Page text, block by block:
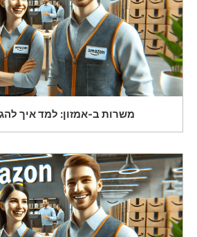
משרות ב-אמזון: למד איך